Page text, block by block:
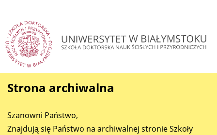
Strona archiwalna
Szanowni Państwo,
Znajdują się Państwo na archiwalnej stronie Szkoły